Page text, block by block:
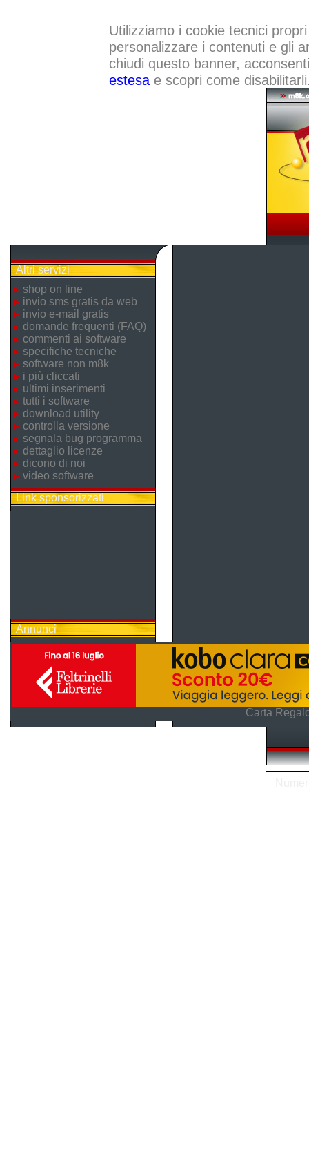
Utilizziamo i cookie tecnici
personalizzare i contenuti e gli
chiudi questo banner,
estesae scopri come
Altri servizi
shop on line
invio sms gratis da web
invio e-mail gratis
domande frequenti (FAQ)
commenti ai software
specifiche tecniche
software non m8k
i più cliccati
ultimi inserimenti
tutti i software
download utility
controlla versione
segnala bug programma
dettaglio licenze
dicono di noi
video software
Link sponsorizzati
Annunci
Carta